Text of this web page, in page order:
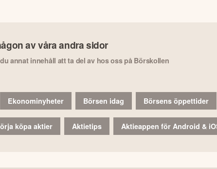
av våra andra sidor
annat innehåll att ta del av hos oss på Börskollen
Ekonominyheter Börsen idag Börsens öppettider
köpa aktier Aktietips Aktieappen för Android &